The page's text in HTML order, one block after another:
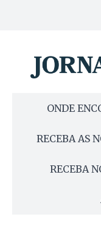
ONDE
RECEBA AS
RECEBA